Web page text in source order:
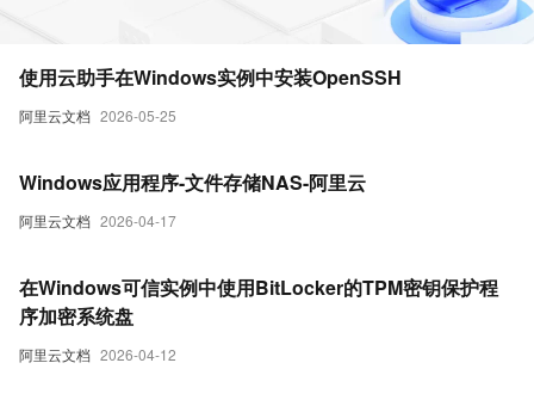
阿里云文档 2026-05-25
使用云助手在Windows实例中安装OpenSSH
阿里云文档 2026-04-17
Windows应用程序-文件存储NAS-阿里云
阿里云文档 2026-04-12
在Windows可信实例中使用BitLocker的TPM密钥保护程
序加密系统盘